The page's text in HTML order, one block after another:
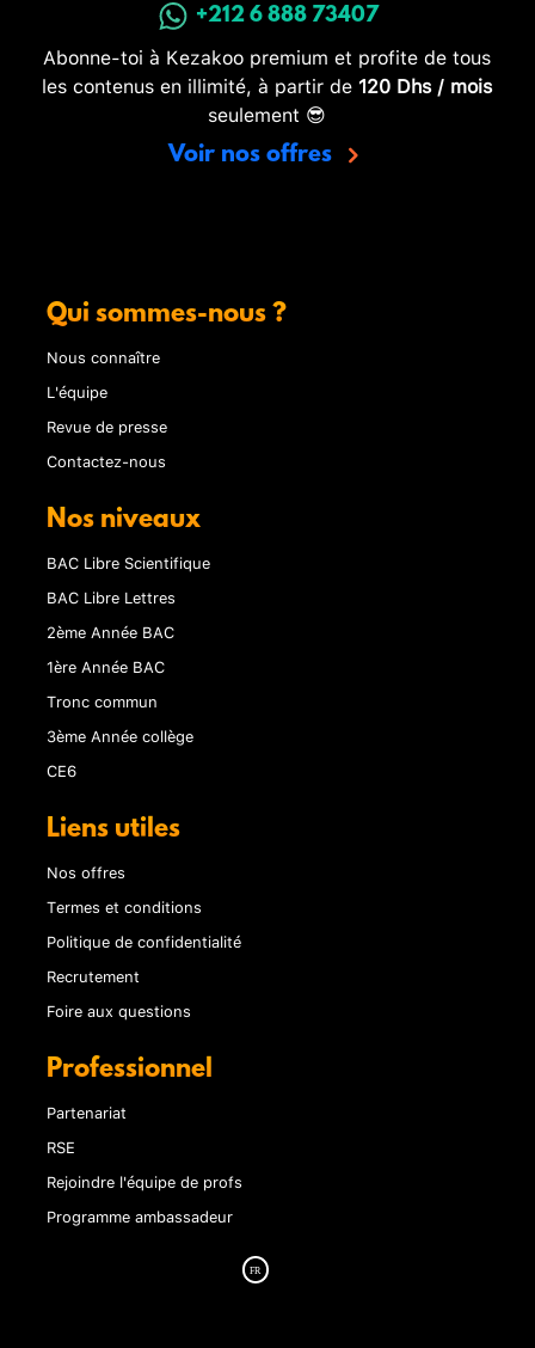
+212 6 888 73407
Abonne-toi à Kezakoo premium et profite de tous
les contenus en illimité, à partir de 120 Dhs / mois
seulement 😎
Voir nos offres
Qui sommes-nous ?
Nous connaître
L'équipe
Revue de presse
Contactez-nous
Nos niveaux
BAC Libre Scientifique
BAC Libre Lettres
2ème Année BAC
1ère Année BAC
Tronc commun
3ème Année collège
CE6
Liens utiles
Nos offres
Termes et conditions
Politique de confidentialité
Recrutement
Foire aux questions
Professionnel
Partenariat
RSE
Rejoindre l'équipe de profs
Programme ambassadeur